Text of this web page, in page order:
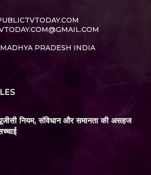
PRADESH INDIA
नियम, संविधान और समानता की असहज